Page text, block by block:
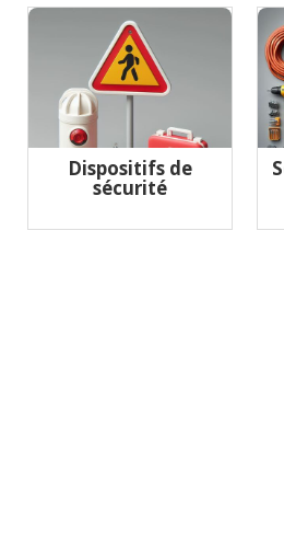
Dispositifs de
sécurité